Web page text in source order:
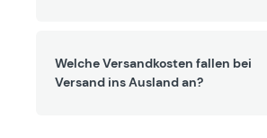
Welche Versandkosten fallen bei
Versand ins Ausland an?